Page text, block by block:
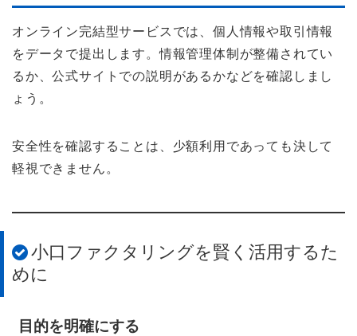
オンライン完結型サービスでは、個人情報や取引情報
をデータで提出します。情報管理体制が整備されてい
るか、公式サイトでの説明があるかなどを確認しまし
ょう。
安全性を確認することは、少額利用であっても決して
軽視できません。
小口ファクタリングを賢く活用するた
めに
目的を明確にする